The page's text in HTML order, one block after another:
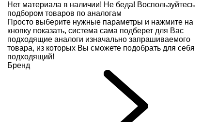
Нет материала в наличии! Не беда! Воспользуйтесь
подбором товаров по аналогам
Просто выберите нужные параметры и нажмите на
кнопку показать, система сама подберет для Вас
подходящие аналоги изначально запрашиваемого
товара, из которых Вы сможете подобрать для себя
подходящий!
Бренд